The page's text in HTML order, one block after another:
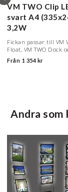
VM TWO Clip
svart A4
3,2W
Fickan passar till VM
Float, VM TWO Dock
VM Pyramid
Från 1 354 kr
Andra som